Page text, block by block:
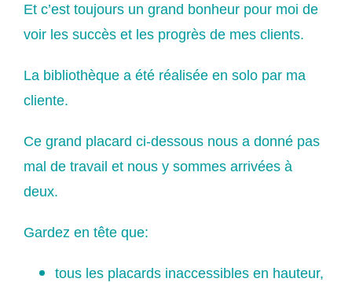
Et c’est toujours un grand bonheur pour moi de
voir les succès et les progrès de mes clients.
La bibliothèque a été réalisée en solo par ma
cliente.
Ce grand placard ci-dessous nous a donné pas
mal de travail et nous y sommes arrivées à
deux.
Gardez en tête que:
tous les placards inaccessibles en hauteur,